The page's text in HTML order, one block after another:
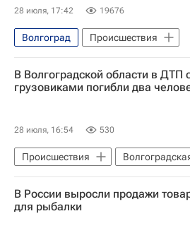
28 июля, 17:42 19676
Волгоград
Происшествия
Волгоградская область
Александр Бастрыкин
Россия
В Волгоградской области в ДТП
грузовиками погибли два
28 июля, 16:54 530
Происшествия
В России выросли продажи
для рыбалки